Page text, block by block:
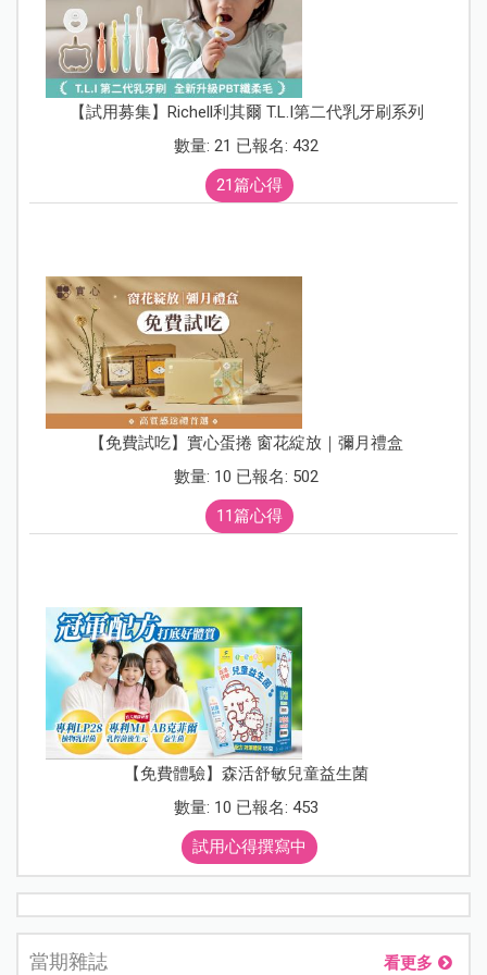
【試用募集】Richell利其爾 T.L.I第二代乳牙刷系列
數量: 21 已報名: 432
21篇心得
【免費試吃】實心蛋捲 窗花綻放｜彌月禮盒
數量: 10 已報名: 502
11篇心得
【免費體驗】森活舒敏兒童益生菌
數量: 10 已報名: 453
試用心得撰寫中
當期雜誌 看更多